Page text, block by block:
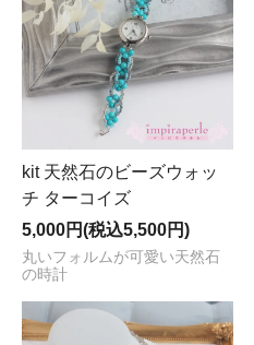
kit 天然石のビーズウォッ
チ ターコイズ
5,000円(税込5,500円)
丸いフォルムが可愛い天然石
の時計